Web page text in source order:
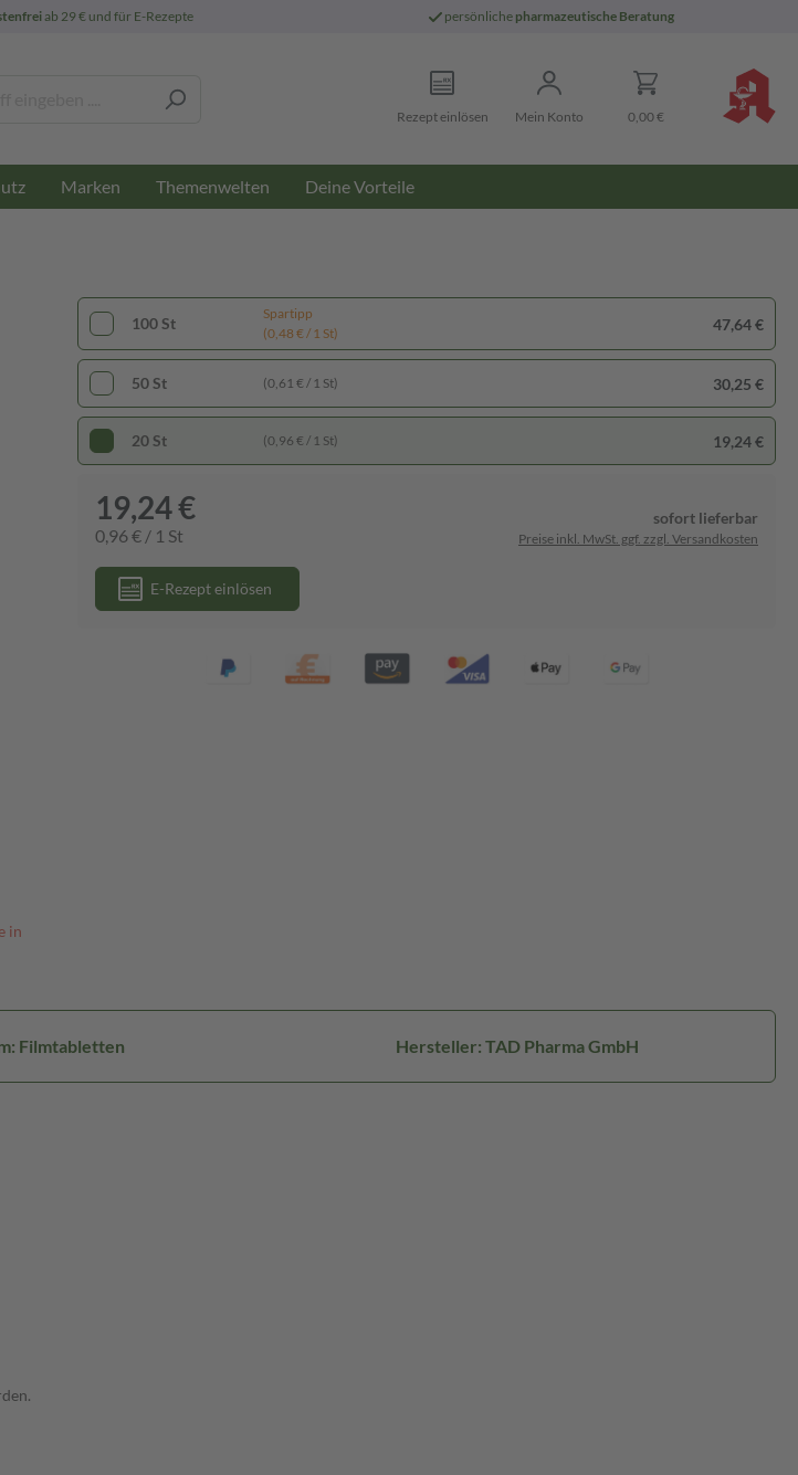
ab 29 € und für E-Rezepte persönliche pharmazeutische Beratung
Rezept einlösen Mein Konto 0,00 €
Marken Themenwelten Deine Vorteile
in
100 St
Spartipp
(0,48 € / 1 St)
47,64 €
50 St (0,61 € / 1 St) 30,25 €
20 St (0,96 € / 1 St) 19,24 €
19,24 €
0,96 € / 1 St
sofort lieferbar
Preise inkl. MwSt. ggf. zzgl. Versandkosten
E-Rezept einlösen
Filmtabletten Hersteller: TAD Pharma GmbH